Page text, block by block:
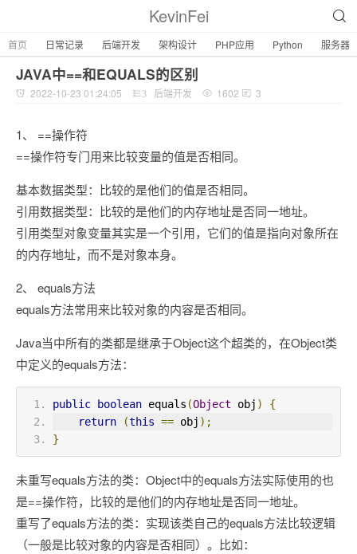
KevinFei
首页 日常记录 后端开发 架构设计 PHP应用 Python 服务器
JAVA中==和EQUALS的区别
2022-10-23 01:24:05 3 后端开发 1602 3
1、 ==操作符
==操作符专门用来比较变量的值是否相同。
基本数据类型：比较的是他们的值是否相同。
引用数据类型：比较的是他们的内存地址是否同一地址。
引用类型对象变量其实是一个引用，它们的值是指向对象所在
的内存地址，而不是对象本身。
2、 equals方法
equals方法常用来比较对象的内容是否相同。
Java当中所有的类都是继承于Object这个超类的，在Object类
中定义的equals方法：
public boolean equals (Object obj )
{
return
(this == obj );
}
未重写equals方法的类：Object中的equals方法实际使用的也
是==操作符，比较的是他们的内存地址是否同一地址。
重写了equals方法的类：实现该类自己的equals方法比较逻辑
（一般是比较对象的内容是否相同）。比如：